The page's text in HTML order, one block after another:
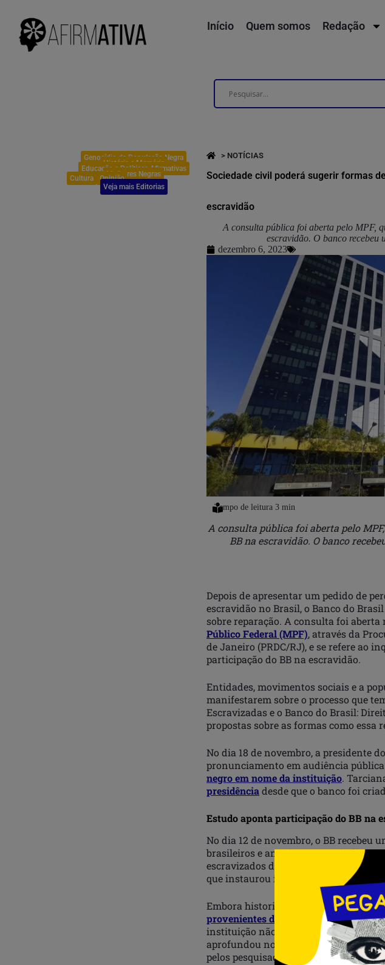
Início Quem somos Redação
Genocídio da População Negra
História e Memória
Educação e Políticas Afirmativas
Mulheres Negras
Cultura
Opinião
Veja mais Editorias
> NOTÍCIAS
Sociedade civil poderá sugerir formas
escravidão
A consulta pública foi aberta pelo MPF,
escravidão. O banco recebeu
dezembro 6, 2023
A consulta pública foi aberta pelo
BB na escravidão. O banco
Depois de apresentar um pedido de
escravidão no Brasil, o Banco do
sobre reparação. A consulta foi
Público Federal (MPF), através da
de Janeiro (PRDC/RJ), e se refere ao
participação do BB na escravidão.
Entidades, movimentos sociais e a
manifestarem sobre o processo que
Escravizadas e o Banco do Brasil:
propostas sobre as formas como essa
No dia 18 de novembro, a presidente
pronunciamento em audiência
negro em nome da instituição.
presidênciadesde que o banco foi
Estudo aponta participação do BB na
No dia 12 de novembro, o BB recebeu
brasileiros e americanos que indica
escravizados durante o século XIX.
que instaurou inquérito em setembro.
Embora historiadores apresentem
provenientes da escravizaçãoe do
instituição não fez nenhuma menção
aprofundou no histórico e nas raízes
pelos pesquisadores.